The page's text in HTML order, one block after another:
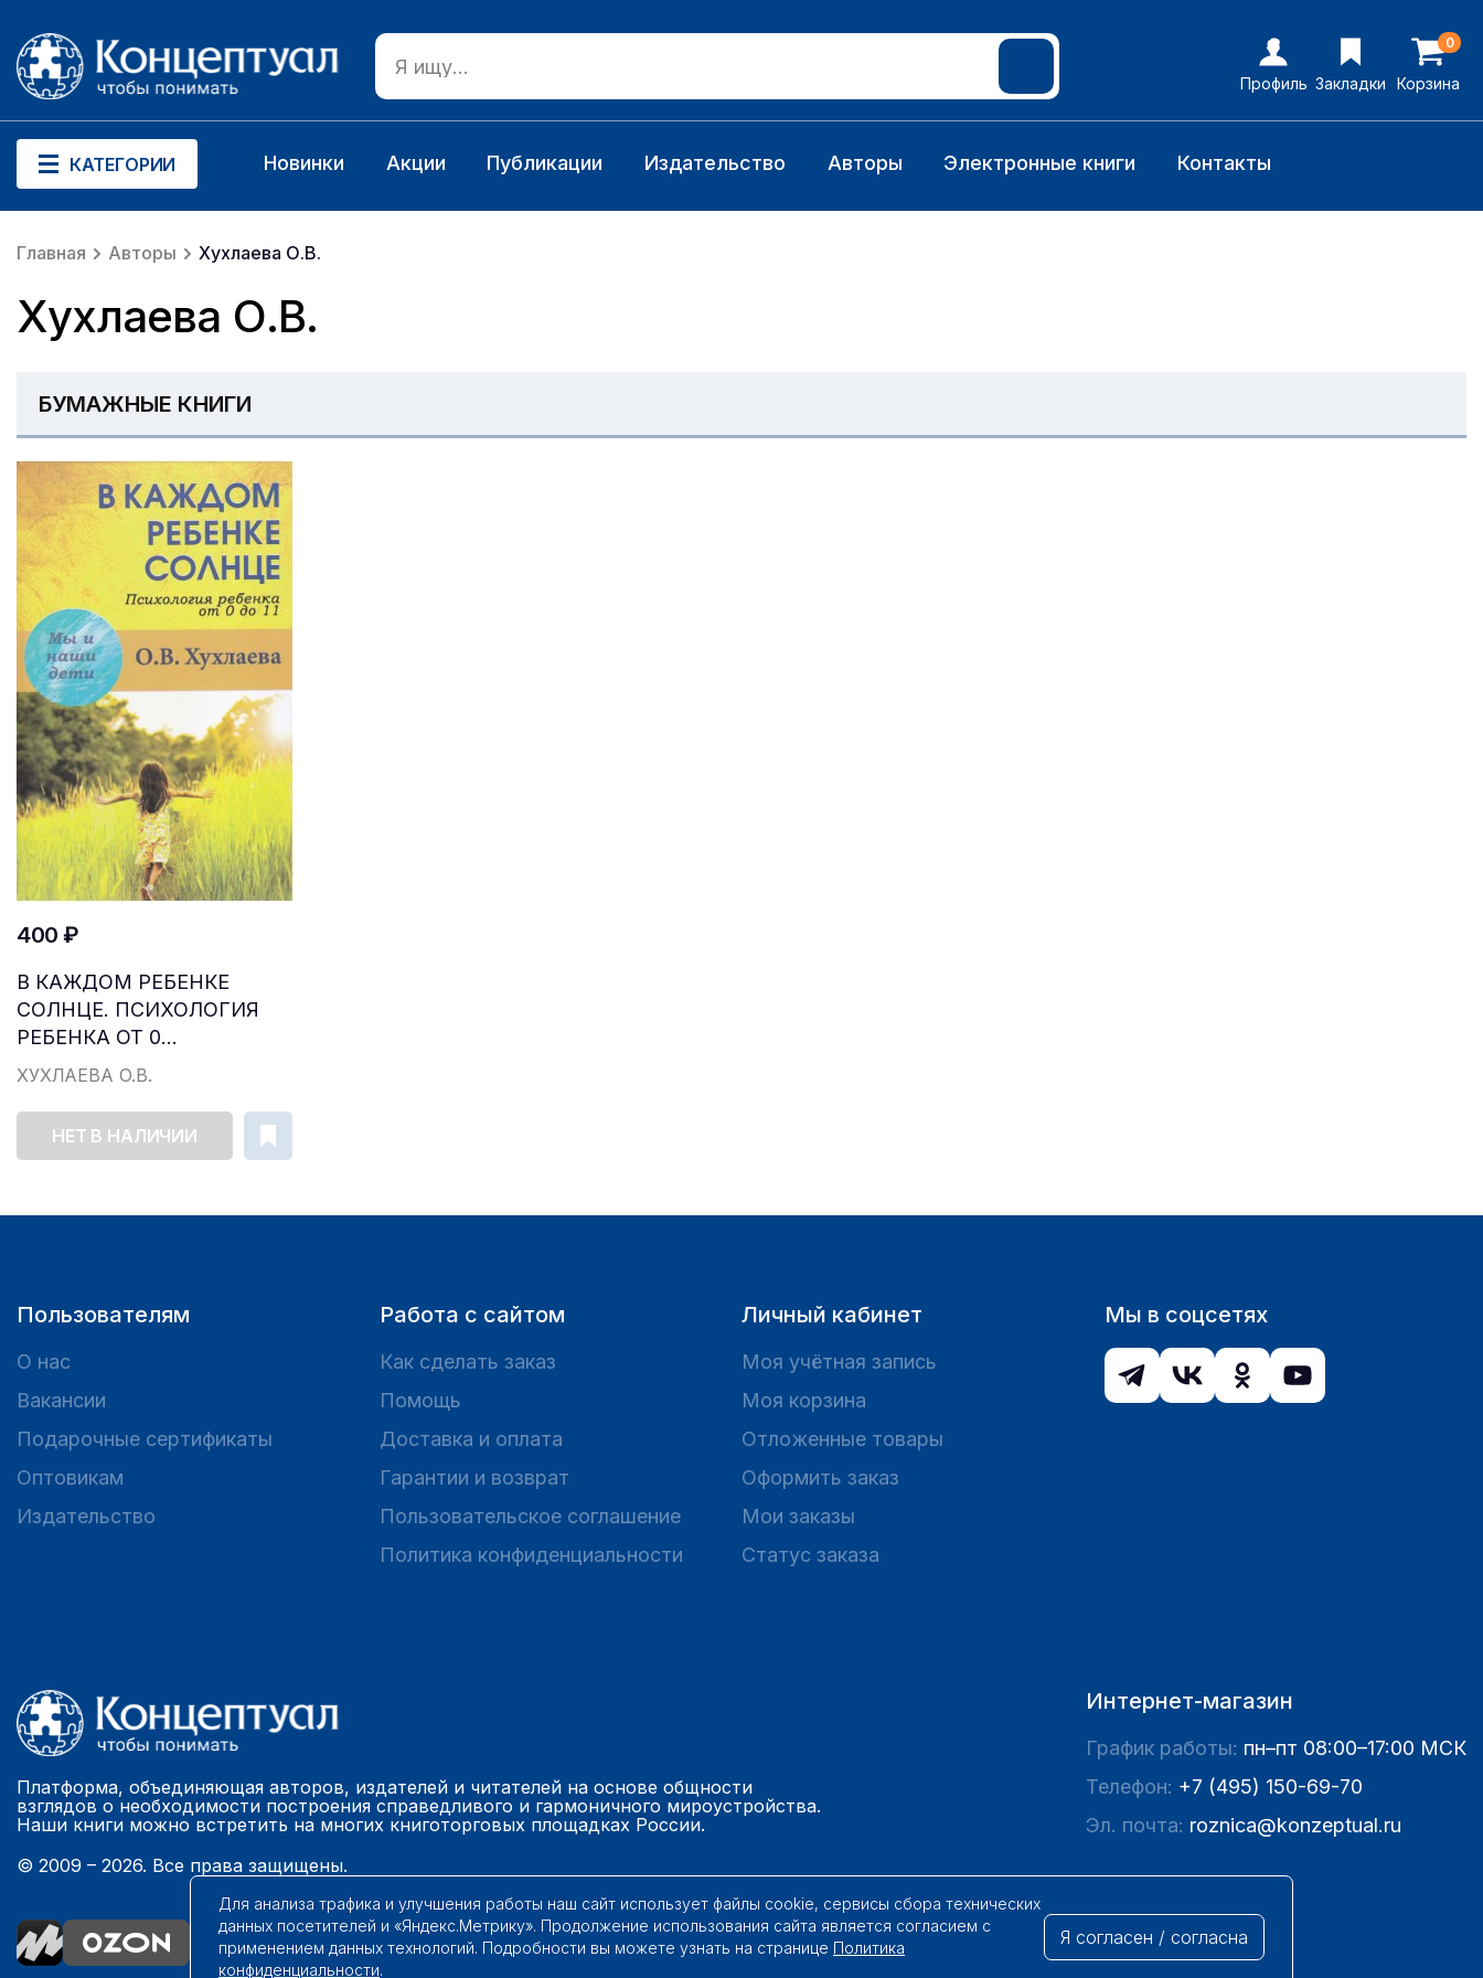
Профиль Закладки
0
Корзина
КАТЕГОРИИ Новинки Акции Публикации Издательство Авторы Электронные книги Контакты
Главная Авторы Хухлаева О.В.
Хухлаева О.В.
БУМАЖНЫЕ КНИГИ
400 ₽
В КАЖДОМ РЕБЕНКЕ
СОЛНЦЕ. ПСИХОЛОГИЯ
РЕБЕНКА ОТ 0...
ХУХЛАЕВА О.В.
НЕТ В НАЛИЧИИ
Пользователям
О нас
Вакансии
Подарочные сертификаты
Оптовикам
Издательство
Работа с сайтом
Как сделать заказ
Помощь
Доставка и оплата
Гарантии и возврат
Пользовательское соглашение
Политика конфиденциальности
Личный кабинет
Моя учётная запись
Моя корзина
Отложенные товары
Оформить заказ
Мои заказы
Статус заказа
Мы в соцсетях
Платформа, объединяющая авторов, издателей и читателей на основе общности
взглядов о необходимости построения справедливого и гармоничного мироустройства.
Наши книги можно встретить на многих книготорговых площадках России.
© 2009 – 2026. Все права защищены.
Интернет-магазин
График работы: пн–пт 08:00–17:00 МСК
Телефон: +7 (495) 150-69-70
Эл. почта: roznica@konzeptual.ru
Для анализа трафика и улучшения работы наш сайт использует файлы cookie, сервисы сбора технических
данных посетителей и «Яндекс.Метрику». Продолжение использования сайта является согласием с
применением данных технологий. Подробности вы можете узнать на странице Политика
конфиденциальности.
Я согласен / согласна